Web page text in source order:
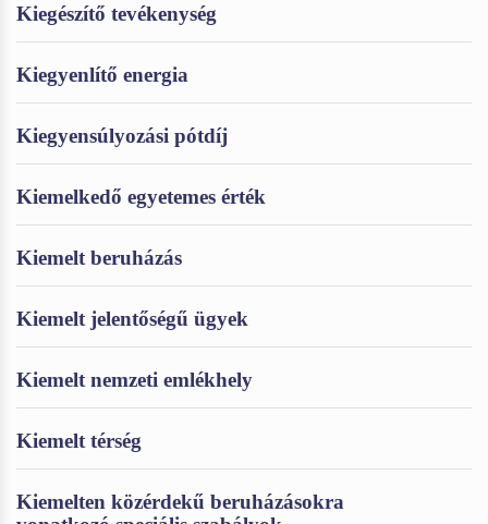
Kiegészítő tevékenység
Kiegyenlítő energia
Kiegyensúlyozási pótdíj
Kiemelkedő egyetemes érték
Kiemelt beruházás
Kiemelt jelentőségű ügyek
Kiemelt nemzeti emlékhely
Kiemelt térség
Kiemelten közérdekű beruházásokra